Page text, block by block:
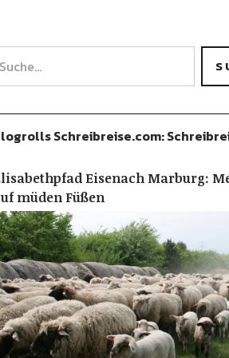
Schreibreise.com:
Eisenach Marburg:
müden Füßen